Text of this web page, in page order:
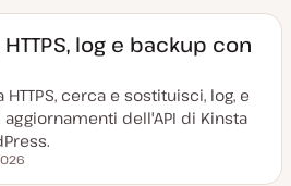
log e backup con
cerca e sostituisci, log, e
dell'API di Kinsta